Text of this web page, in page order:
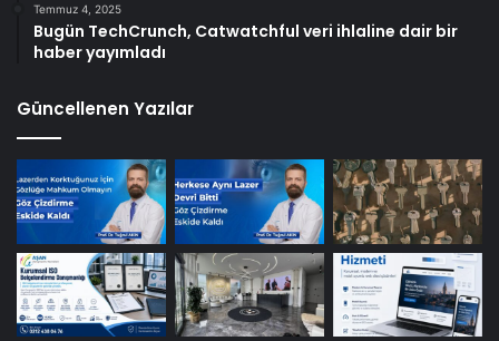
Temmuz 4, 2025
Bugün TechCrunch, Catwatchful veri ihlaline dair bir
haber yayımladı
Güncellenen Yazılar